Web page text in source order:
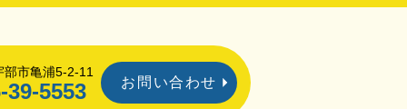
部市亀浦5-2-11
39-5553 お問い合わせ